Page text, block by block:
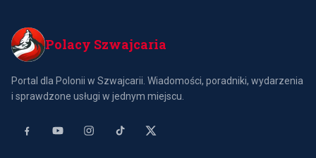
Polacy Szwajcaria
Portal dla Polonii w Szwajcarii. Wiadomości, poradniki, wydarzenia
i sprawdzone usługi w jednym miejscu.